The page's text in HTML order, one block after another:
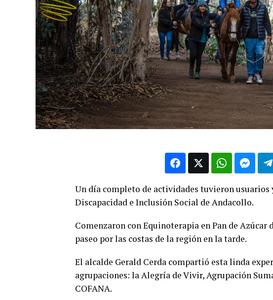
Un día completo de actividades tuvieron
Discapacidad e Inclusión Social de Andacollo.
Comenzaron con Equinoterapia en Pan de
paseo por las costas de la región en la tarde.
El alcalde Gerald Cerda compartió esta linda
agrupaciones: la Alegría de Vivir, Agrupación
COFANA.